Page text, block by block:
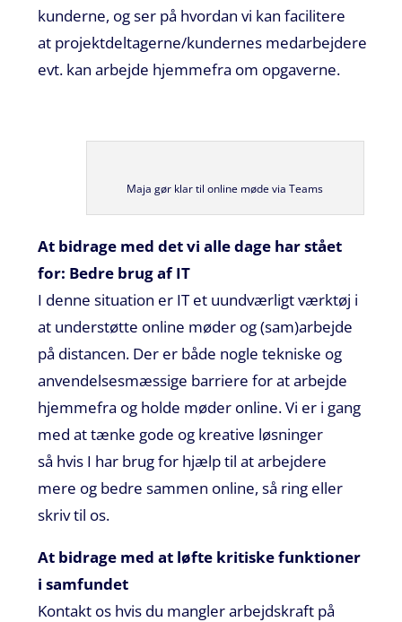
kunderne, og ser på hvordan vi kan facilitere
at projektdeltagerne/kundernes medarbejdere
evt. kan arbejde hjemmefra om opgaverne.
Maja gør klar til online møde via Teams
At bidrage med det vi alle dage har stået
for: Bedre brug af IT
I denne situation er IT et uundværligt værktøj i
at understøtte online møder og (sam)arbejde
på distancen. Der er både nogle tekniske og
anvendelsesmæssige barriere for at arbejde
hjemmefra og holde møder online. Vi er i gang
med at tænke gode og kreative løsninger
så hvis I har brug for hjælp til at arbejdere
mere og bedresammen online, så ring eller
skriv til os.
At bidrage medat løfte kritiskefunktioner
i samfundet
Kontakt os hvis du mangler arbejdskraft på